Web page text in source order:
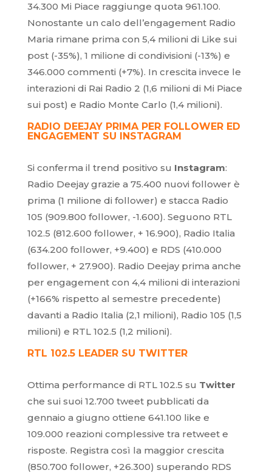
34.300 Mi Piace raggiunge quota 961.100.
Nonostante un calo dell’engagement Radio
Maria rimane prima con 5,4 milioni di Like sui
post (-35%), 1 milione di condivisioni (-13%) e
346.000 commenti (+7%). In crescita invece le
interazioni di Rai Radio 2 (1,6 milioni di Mi Piace
sui post) e Radio Monte Carlo (1,4 milioni).
RADIO DEEJAY PRIMA PER FOLLOWER ED
ENGAGEMENT SU INSTAGRAM
Si conferma il trend positivo su Instagram:
Radio Deejay grazie a 75.400 nuovi follower è
prima (1 milione di follower) e stacca Radio
105 (909.800 follower, -1.600). Seguono RTL
102.5 (812.600 follower, + 16.900), Radio Italia
(634.200 follower, +9.400) e RDS (410.000
follower, + 27.900). Radio Deejay prima anche
per engagement con 4,4 milioni di interazioni
(+166% rispetto al semestre precedente)
davanti a Radio Italia (2,1 milioni), Radio 105 (1,5
milioni) e RTL 102.5 (1,2 milioni).
RTL 102.5 LEADER SU TWITTER
Ottima performance di RTL 102.5 su Twitter
che sui suoi 12.700 tweet pubblicati da
gennaio a giugno ottiene 641.100 like e
109.000 reazioni complessive tra retweet e
risposte. Registra così la maggior crescita
(850.700 follower, +26.300) superando RDS